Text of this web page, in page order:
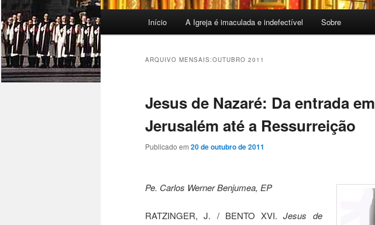
Início A Igreja é imaculada e indefectível Sobre
ARQUIVO MENSAIS:OUTUBRO 2011
Jesus de Nazaré: Da entrada em
Jerusalém até a Ressurreição
Publicado em 20 de outubro de 2011
Pe. Carlos Werner Benjumea, EP
RATZINGER, J. / BENTO XVI.Jesus de